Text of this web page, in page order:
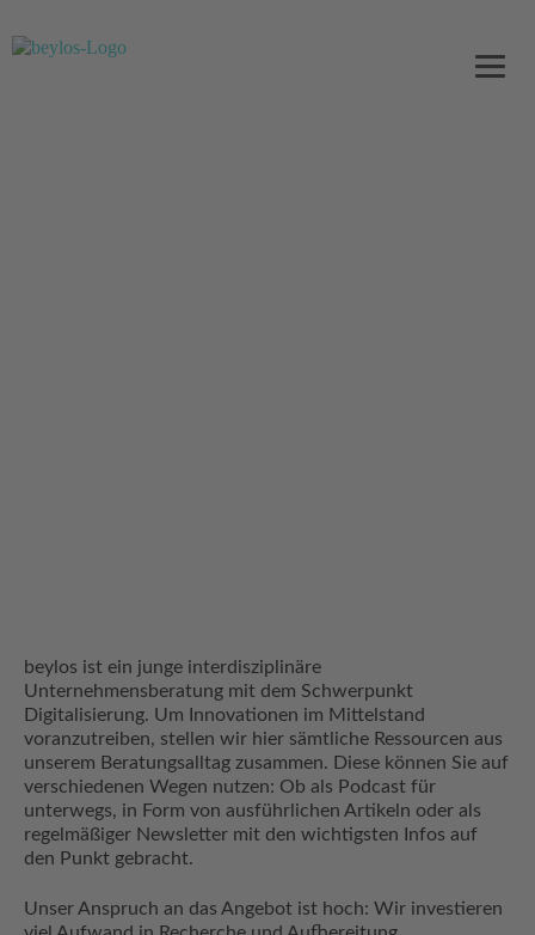
beylos ist ein junge interdisziplinäre
Unternehmensberatung mit dem Schwerpunkt
Digitalisierung. Um Innovationen im Mittelstand
voranzutreiben, stellen wir hier sämtliche Ressourcen aus
unserem Beratungsalltag zusammen. Diese können Sie auf
verschiedenen Wegen nutzen: Ob als Podcast für
unterwegs, in Form von ausführlichen Artikeln oder als
regelmäßiger Newsletter mit den wichtigsten Infos auf
den Punkt gebracht.
Unser Anspruch an das Angebot ist hoch: Wir investieren